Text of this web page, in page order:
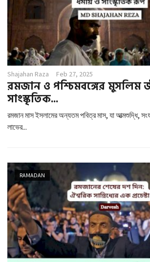
Shajahan Raza Feb 27, 2025
রমজান ও পশ্চিমবঙ্গের মুসলিম
সাংস্কৃতিক...
রমজান মাস ইসলামের অন্যতম পবিত্র মাস, যা আত্মশুদ্ধি,
লাভের...
RAMADAN